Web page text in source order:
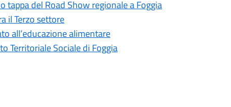
del Road Show regionale a Foggia
il Terzo settore
all’educazione alimentare
Territoriale Sociale di Foggia